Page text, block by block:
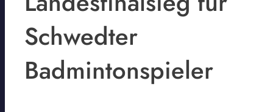
Schwedter
Badmintonspieler